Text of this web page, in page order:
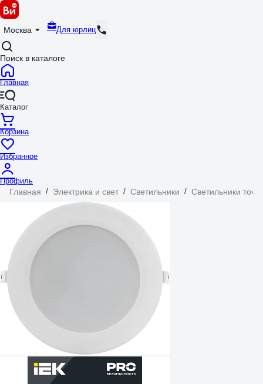
Москва Для юрлиц
Поиск в каталоге
Главная
Каталог
Корзина
Избранное
Профиль
Главная / Электрика и свет / Светильники / Светильники